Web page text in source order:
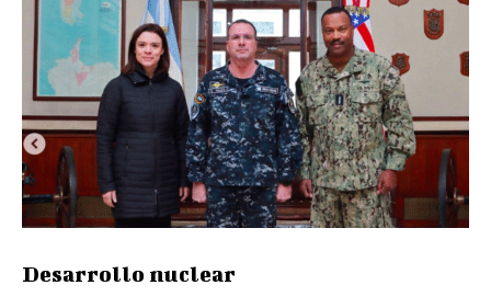
Desarrollo nuclear